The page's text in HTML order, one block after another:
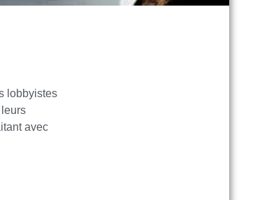
lobbyistes
avec